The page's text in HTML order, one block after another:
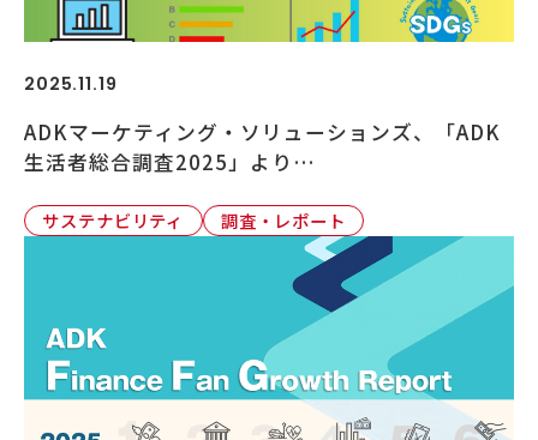
2025.11.19
ADKマーケティング・ソリューションズ、「ADK
生活者総合調査2025」より…
サステナビリティ 調査・レポート